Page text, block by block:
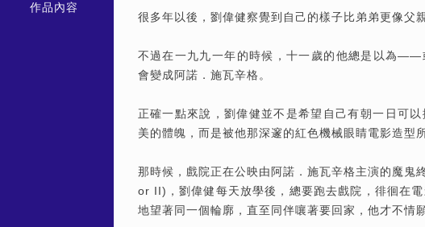
作品內容
很多年以後，劉偉健察覺到自己的樣子比弟弟更像父親
不過在一九九一年的時候，十一歲的他總是以為
會變成阿諾．施瓦辛格。
正確一點來說，劉偉健並不是希望自己有朝一日可
美的體魄，而是被他那深邃的紅色機械眼睛電影造型所
那時候，戲院正在公映由阿諾．施瓦辛格主演的魔
or II)，劉偉健每天放學後，總要跑去戲院，徘徊在
地望著同一個輪廓，直至同伴嚷著要回家，他才不情